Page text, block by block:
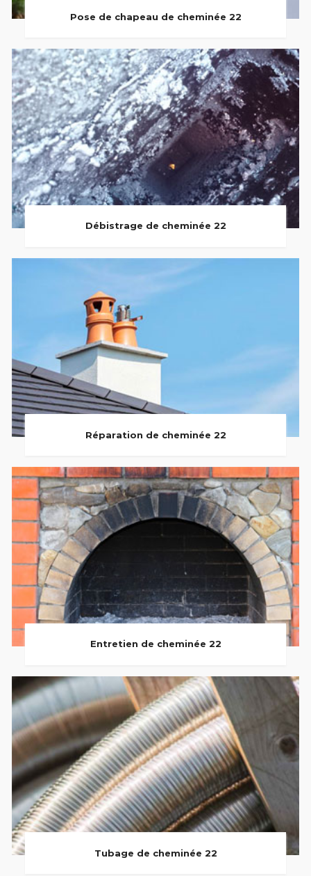
Pose de chapeau de cheminée 22
Débistrage de cheminée 22
Réparation de cheminée 22
Entretien de cheminée 22
Tubage de cheminée 22